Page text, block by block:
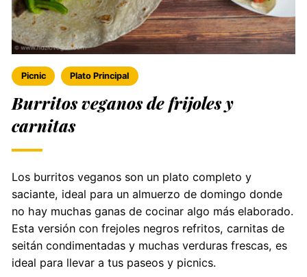
Picnic Plato Principal
Burritos veganos de frijoles y
carnitas
Los burritos veganos son un plato completo y
saciante, ideal para un almuerzo de domingo donde
no hay muchas ganas de cocinar algo más elaborado.
Esta versión con frejoles negros refritos, carnitas de
seitán condimentadas y muchas verduras frescas, es
ideal para llevar a tus paseos y picnics.